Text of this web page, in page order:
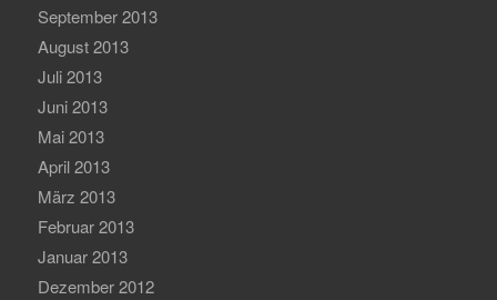
September 2013
August 2013
Juli 2013
Juni 2013
Mai 2013
April 2013
März 2013
Februar 2013
Januar 2013
Dezember 2012